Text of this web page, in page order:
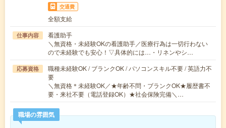
交通費
全額支給
仕事内容
看護助手
＼無資格・未経験OKの看護助手／医療行為は一切行わない
ので未経験でも安心！▽具体的には…・リネンやシ…
応募資格
職種未経験OK / ブランクOK / パソコンスキル不要 / 英語力不
要
＼無資格＊未経験OK／★年齢不問・ブランクOK★履歴書不
要・来社不要（電話登録OK）★社会保険完備＼…
職場の雰囲気